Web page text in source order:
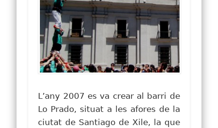
L’any 2007 es va crear al barri de
Lo Prado, situat a les afores de la
ciutat de Santiago de Xile, la que